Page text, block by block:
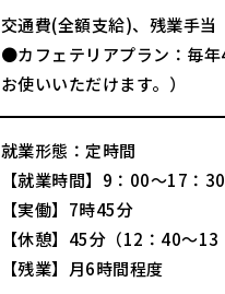
交通費(全額支給)、残業手当
●カフェテリアプラン：毎
お使いいただけます。）
就業形態：定時間
【就業時間】9：00～17：30
【実働】7時45分
【休憩】45分（12：40～13
【残業】月6時間程度